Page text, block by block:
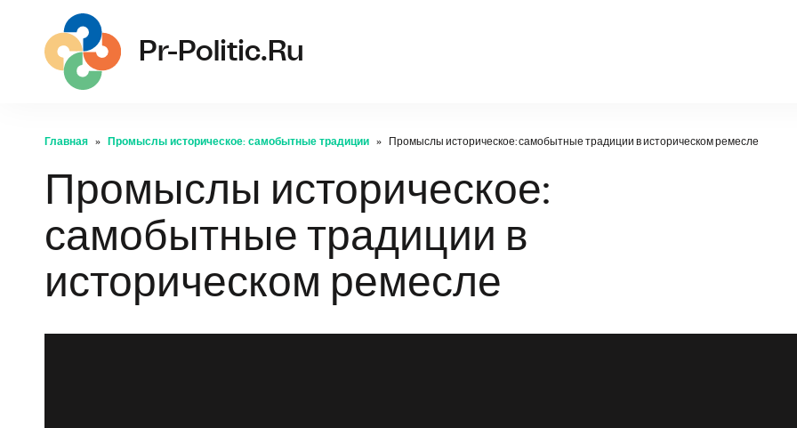
Pr-Politic.ru
Главная Промыслы историческое: самобытные традиции Промыслы историческое: самобытные традиции в историческом ремесле
Промыслы историческое:
самобытные традиции в
историческом ремесле